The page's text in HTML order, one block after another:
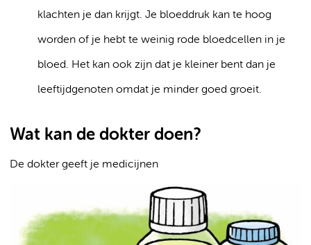
klachten je dan krijgt. Je bloeddruk kan te hoog
worden of je hebt te weinig rode bloedcellen in je
bloed. Het kan ook zijn dat je kleiner bent dan je
leeftijdgenoten omdat je minder goed groeit.
Wat kan de dokter doen?
De dokter geeft je medicijnen